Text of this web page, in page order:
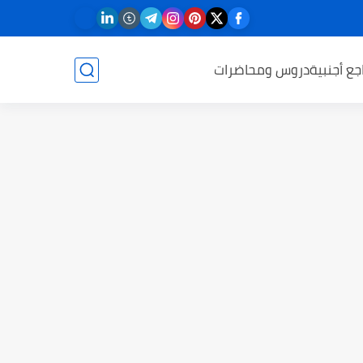
أجنبيةدروس ومحاضرات